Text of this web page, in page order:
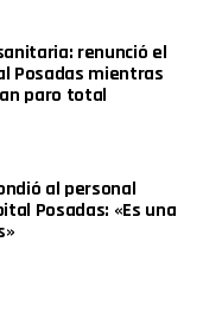
renunció el
Posadas mientras
paro total
al personal
Posadas: «Es una